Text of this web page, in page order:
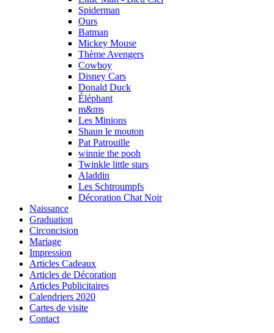
Spiderman
Ours
Batman
Mickey Mouse
Thème Avengers
Cowboy
Disney Cars
Donald Duck
Éléphant
m&ms
Les Minions
Shaun le mouton
Pat Patrouille
winnie the pooh
Twinkle little stars
Aladdin
Les Schtroumpfs
Décoration Chat Noir
Naissance
Graduation
Circoncision
Mariage
Impression
Articles Cadeaux
Articles de Décoration
Articles Publicitaires
Calendriers 2020
Cartes de visite
Contact